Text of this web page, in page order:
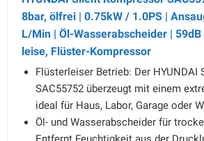
8bar, ölfrei | 0.75kW / 1.0PS |
L/Min | Öl-Wasserabscheider |
leise, Flüster-Kompressor
Flüsterleiser Betrieb: Der HYUNDAI
SAC55752 überzeugt mit einem
ideal für Haus, Labor, Garage oder
Öl- und Wasserabscheider für